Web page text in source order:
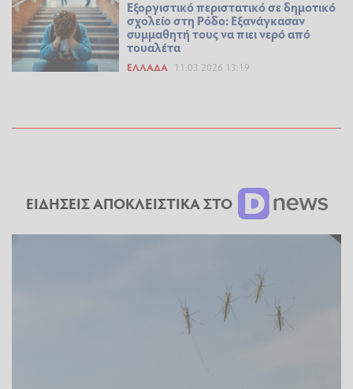
Εξοργιστικό περιστατικό σε δημοτικό
σχολείο στη Ρόδο: Εξανάγκασαν
συμμαθητή τους να πιει νερό από
τουαλέτα
ΕΛΛΆΔΑ 11.03.2026 13:19
ΕΙΔΗΣΕΙΣ ΑΠΟΚΛΕΙΣΤΙΚΑ ΣΤΟ